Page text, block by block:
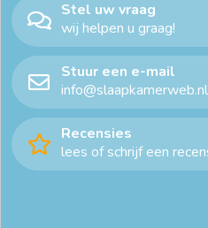
Stel uw vraag
wij helpen u graag!
Stuur een e-mail
info@slaapkamerweb.nl
Recensies
lees of schrijf een